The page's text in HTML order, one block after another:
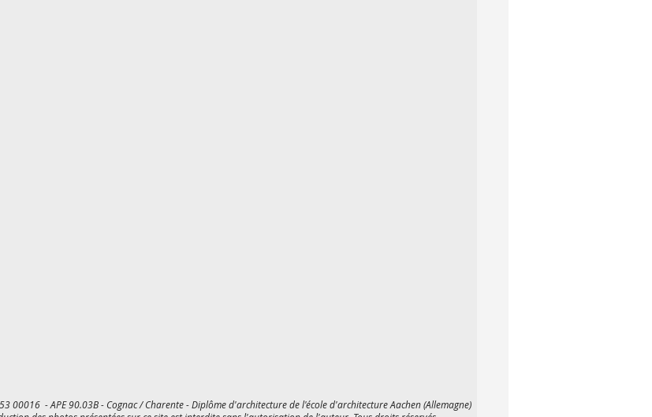
00016 - APE 90.03B - Cognac / Charente - Diplôme d'architecture de l'école d'architecture Aachen (Allemagne)